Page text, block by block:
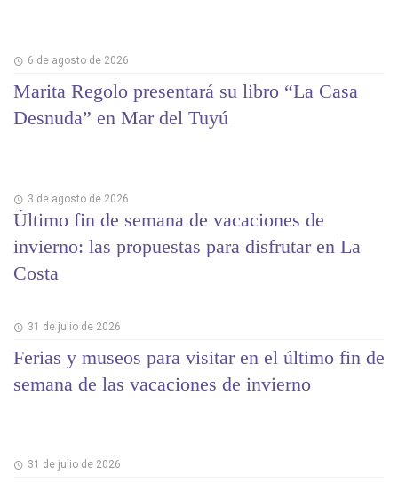
6 de agosto de 2026
Marita Regolo presentará su libro “La Casa
Desnuda” en Mar del Tuyú
3 de agosto de 2026
Último fin de semana de vacaciones de
invierno: las propuestas para disfrutar en La
Costa
31 de julio de 2026
Ferias y museos para visitar en el último fin de
semana de las vacaciones de invierno
31 de julio de 2026